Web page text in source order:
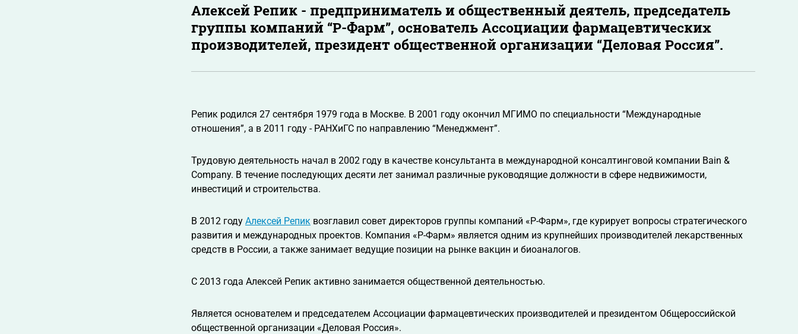
Алексей Репик - предприниматель и общественный деятель, председатель
группы компаний “Р-Фарм”, основатель Ассоциации фармацевтических
производителей, президент общественной организации “Деловая Россия”.
Репик родился 27 сентября 1979 года в Москве. В 2001 году окончил МГИМО по специальности “Международные
отношения”, а в 2011 году - РАНХиГС по направлению “Менеджмент”.
Трудовую деятельность начал в 2002 году в качестве консультанта в международной консалтинговой компании Bain &
Company. В течение последующих десяти лет занимал различные руководящие должности в сфере недвижимости,
инвестиций и строительства.
В 2012 году Алексей Репик возглавил совет директоров группы компаний «Р-Фарм», где курирует вопросы стратегического
развития и международных проектов. Компания «Р-Фарм» является одним из крупнейших производителей лекарственных
средств в России, а также занимает ведущие позиции на рынке вакцин и биоаналогов.
С 2013 года Алексей Репик активно занимается общественной деятельностью.
Является основателем и председателем Ассоциации фармацевтических производителей и президентом Общероссийской
общественной организации «Деловая Россия».